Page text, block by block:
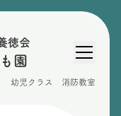
徳会
園
幼児クラス 消防教室